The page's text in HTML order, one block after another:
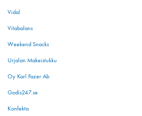
Vidal
Vitabalans
Weekend Snacks
Urjalan Makeistukku
Oy Karl Fazer Ab
Godis247.se
Konfekta